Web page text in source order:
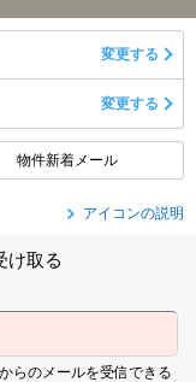
変更する
変更する
物件新着メール
アイコンの説明
け取る
らのメールを受信できる